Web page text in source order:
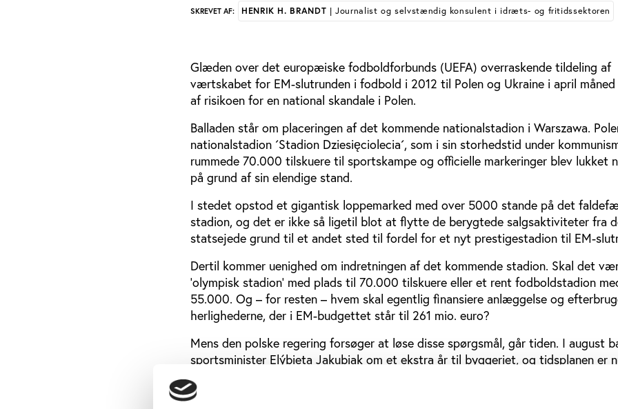
SKREVET AF: HENRIK H. BRANDT | Journalist og selvstændig konsulent i idræts- og fritidssektoren
Glæden over det europæiske fodboldforbunds (UEFA) overraskende tildeling af
værtskabet for EM-slutrunden i fodbold i 2012 til Polen og Ukraine i april
af risikoen for en national skandale i Polen.
Balladen står om placeringen af det kommende nationalstadion i Warszawa.
nationalstadion ´Stadion Dziesięciolecia´, som i sin storhedstid under
rummede 70.000 tilskuere til sportskampe og officielle markeringer blev lukket
på grund af sin elendige stand.
I stedet opstod et gigantisk loppemarked med over 5000 stande på det
stadion, og det er ikke så ligetil blot at flytte de berygtede salgsaktiviteter fra
statsejede grund til et andet sted til fordel for et nyt prestigestadion til EM-
Dertil kommer uenighed om indretningen af det kommende stadion. Skal det
’olympisk stadion’ med plads til 70.000 tilskuere eller et rent fodboldstadion
55.000. Og – for resten – hvem skal egentlig finansiere anlæggelse og
herlighederne, der i EM-budgettet står til 261 mio. euro?
Mens den polske regering forsøger at løse disse spørgsmål, går tiden. I august
sportsminister Elýbieta Jakubiak om et ekstra år til byggeriet, og tidsplanen er
stram i forhold til UEFA’s krav.